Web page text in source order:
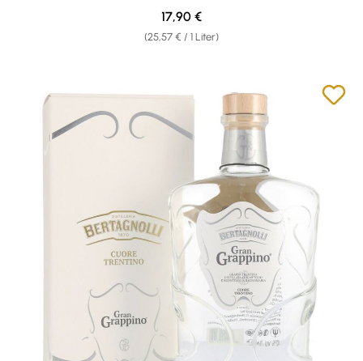
(25,57 € / 1 Liter)
Regulärer Preis:
17,90 €